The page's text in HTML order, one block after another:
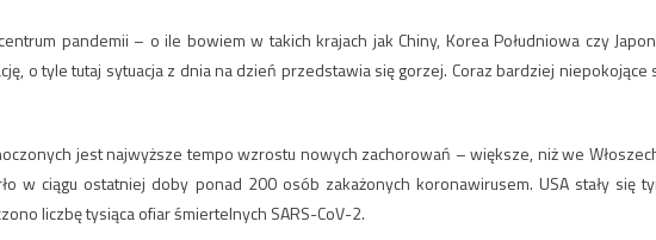
pandemii – o ile bowiem w takich krajach jak Chiny, Korea Południowa czy
o tyle tutaj sytuacja z dnia na dzień przedstawia się gorzej. Coraz bardziej niepokojące
jest najwyższe tempo wzrostu nowych zachorowań – większe, niż we
w ciągu ostatniej doby ponad 200 osób zakażonych koronawirusem. USA stały się
liczbę tysiąca ofiar śmiertelnych SARS-CoV-2.